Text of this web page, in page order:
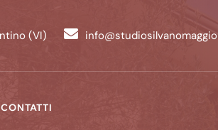
(VI) info@studiosilvanomaggio
CONTATTI